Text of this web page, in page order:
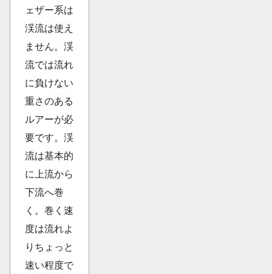
ェザー系は
渓流は使え
ません。渓
流では流れ
に負けない
重さのある
ルアーが必
要です。渓
流は基本的
に上流から
下流へ巻
く。巻く速
度は流れよ
りちょっと
速い程度で